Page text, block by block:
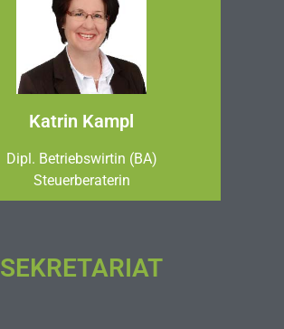
Katrin Kampl
Dipl. Betriebswirtin (BA)
Steuerberaterin
SEKRETARIAT